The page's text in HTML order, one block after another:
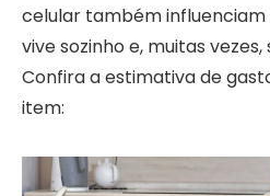
celular também
vive sozinho e, muitas
Confira a estimativa de
item: